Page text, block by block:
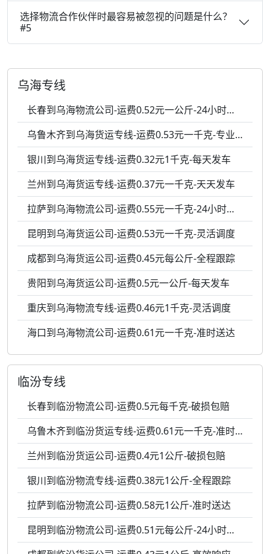
选择物流合作伙伴时最容易被忽视的问题是什么？
#5
乌海专线
长春到乌海物流公司-运费0.52元一公斤-24小时服务
乌鲁木齐到乌海货运专线-运费0.53元一千克-专业包装
银川到乌海货运专线-运费0.32元1千克-每天发车
兰州到乌海货运专线-运费0.37元一千克-天天发车
拉萨到乌海物流公司-运费0.55元一千克-24小时服务
昆明到乌海货运公司-运费0.53元一千克-灵活调度
成都到乌海货运公司-运费0.45元每公斤-全程跟踪
贵阳到乌海货运公司-运费0.5元一公斤-每天发车
重庆到乌海物流专线-运费0.46元1千克-灵活调度
海口到乌海物流公司-运费0.61元一千克-准时送达
临汾专线
长春到临汾物流公司-运费0.5元每千克-破损包赔
乌鲁木齐到临汾货运专线-运费0.61元一千克-准时送达
兰州到临汾货运公司-运费0.4元1公斤-破损包赔
银川到临汾物流专线-运费0.38元1公斤-全程跟踪
拉萨到临汾物流公司-运费0.58元1公斤-准时送达
昆明到临汾物流公司-运费0.51元每公斤-24小时服务